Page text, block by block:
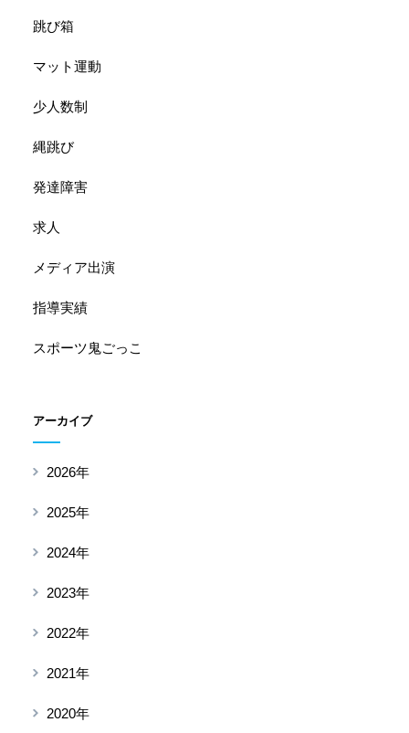
跳び箱
マット運動
少人数制
縄跳び
発達障害
求人
メディア出演
指導実績
スポーツ鬼ごっこ
アーカイブ
2026年
2025年
2024年
2023年
2022年
2021年
2020年